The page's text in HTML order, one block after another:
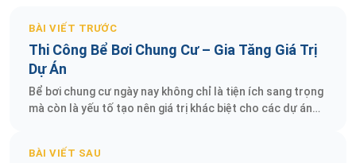
BÀI VIẾT TRƯỚC
Thi Công Bể Bơi Chung Cư – Gia Tăng Giá Trị
Dự Án
Bể bơi chung cư ngày nay không chỉ là tiện ích sang trọng
mà còn là yếu tố tạo nên giá trị khác biệt cho các dự án
hiện đại, và những mẹo tối ưu chi phí khi thi công bể bơi
BÀI VIẾT SAU